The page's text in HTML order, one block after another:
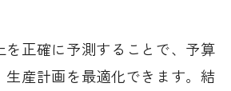
を正確に予測することで、予算
生産計画を最適化できます。結